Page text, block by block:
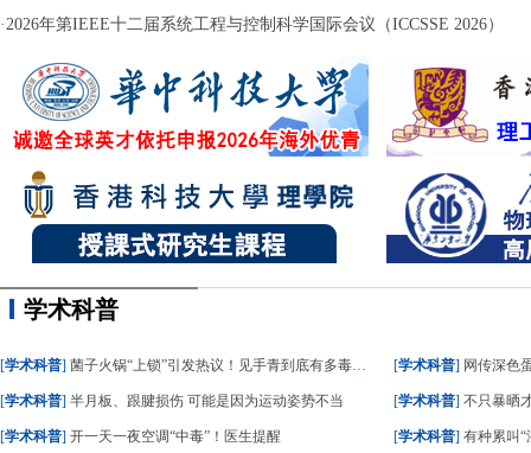
·2026年第IEEE十二届系统工程与控制科学国际会议（ICCSSE 2026）
学术科普
[学术科普] 菌子火锅“上锁”引发热议！见手青到底有多毒？专家详解
[学术科普] 半月板、跟腱损伤 可能是因为运动姿势不当
[学术科普] 开一天一夜空调“中毒”！医生提醒
[学术科普] 网传深色蛋
[学术科普] 不只暴晒
[学术科普] 有种累叫